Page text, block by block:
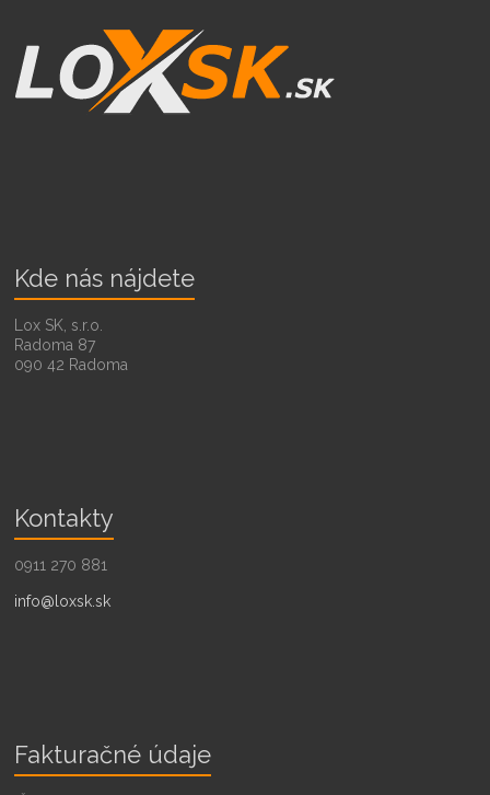
Kde nás nájdete
Lox SK, s.r.o.
Radoma 87
090 42 Radoma
Kontakty
0911 270 881
info@loxsk.sk
Fakturačné údaje